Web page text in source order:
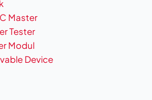
Master
Tester
Modul
Device